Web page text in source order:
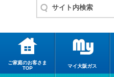
ご家庭のお客さま
TOP
マイ大阪ガス